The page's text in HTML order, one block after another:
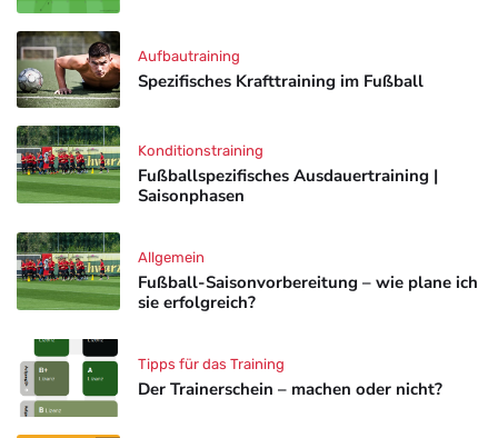
Spezifisches Krafttraining im Fußball
Aufbautraining
Fußballspezifisches Ausdauertraining |
Saisonphasen
Konditionstraining
Fußball-Saisonvorbereitung – wie plane ich
sie erfolgreich?
Allgemein
Der Trainerschein – machen oder nicht?
Tipps für das Training